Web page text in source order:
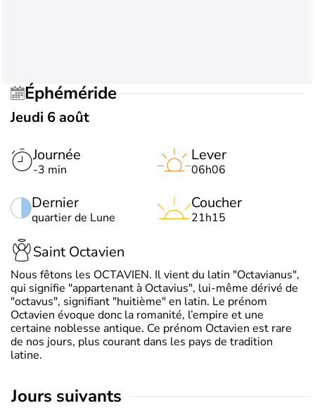
Éphéméride
Jeudi 6 août
Journée
-3 min
Dernier
quartier de Lune
Lever
06h06
Coucher
21h15
Saint Octavien
Nous fêtons les OCTAVIEN. Il vient du latin "Octavianus",
qui signifie "appartenant à Octavius", lui-même dérivé de
"octavus", signifiant "huitième" en latin. Le prénom
Octavien évoque donc la romanité, l’empire et une
certaine noblesse antique. Ce prénom Octavien est rare
de nos jours, plus courant dans les pays de tradition
latine.
jours suivants